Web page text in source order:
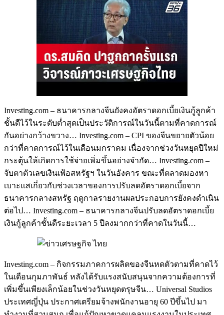
Investing.com – ธนาคารกลางจีนยังคงอัตราดอกเบี้ยเงินกู้ลูกค้า
ชั้นดีไว้ในระดับต่ำสุดเป็นประวัติการณ์ในวันนี้ตามที่คาดการณ์
กันอย่างกว้างขวาง… Investing.com – CPI ของจีนขยายตัวน้อย
กว่าที่คาดการณ์ไว้ในเดือนมกราคม เนื่องจากช่วงวันหยุดปีใหม่
กระตุ้นให้เกิดการใช้จ่ายเพิ่มขึ้นอย่างจำกัด… Investing.com –
จับตาตัวเลขเงินเฟ้อสหรัฐฯ ในวันอังคาร ขณะที่ตลาดมองหา
เบาะแสเกี่ยวกับช่วงเวลาของการปรับลดอัตราดอกเบี้ยจาก
ธนาคารกลางสหรัฐ ฤดูกาลรายงานผลประกอบการยังคงดำเนิน
ต่อไป… Investing.com – ธนาคารกลางจีนปรับลดอัตราดอกเบี้ย
เงินกู้ลูกค้าชั้นดีระยะเวลา 5 ปีลงมากกว่าที่คาดในวันนี้…
Investing.com – กิจกรรมภาคการผลิตของจีนหดตัวตามที่คาดไว้
ในเดือนกุมภาพันธ์ หลังได้รับแรงสนับสนุนจากความต้องการที่
เพิ่มขึ้นเพียงเล็กน้อยในช่วงวันหยุดตรุษจีน… Universal Studios
ประเทศญี่ปุ่น ประกาศเตรียมจ้างพนักงานอายุ 60 ปีขึ้นไป มา